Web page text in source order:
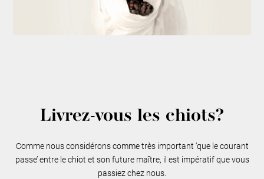
Livrez-vous les chiots?
Comme nous considérons comme très important ‘que le courant
passe’ entre le chiot et son future maître, il est impératif que vous
passiez chez nous.